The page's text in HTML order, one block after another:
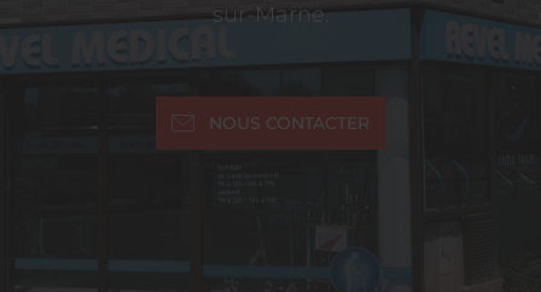
sur-Marne.
NOUS CONTACTER